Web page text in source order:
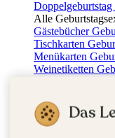
Alle
Gästebücher
Tischkarten
Menükarten
Weinetiketten
Dankeskarten
FotobuchDas